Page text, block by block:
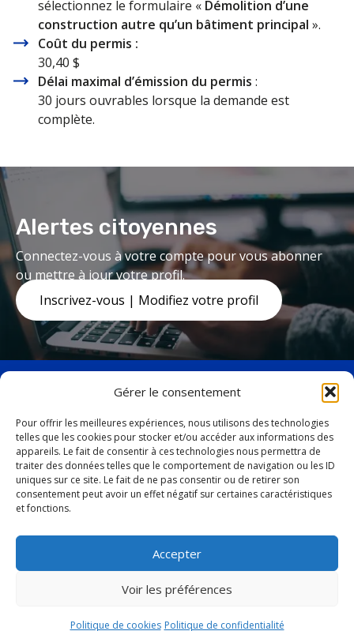
Gérer le consentement
Pour offrir les meilleures expériences, nous utilisons des technologies
telles que les cookies pour stocker et/ou accéder aux informations des
appareils. Le fait de consentir à ces technologies nous permettra de
traiter des données telles que le comportement de navigation ou les ID
uniques sur ce site. Le fait de ne pas consentir ou de retirer son
consentement peut avoir un effet négatif sur certaines caractéristiques
et fonctions.
Accepter
Voir les préférences
Politique de cookies Politique de confidentialité
sélectionnez le formulaire « Démolition d’une
construction autre qu’un bâtiment principal ».
Coût du permis :
30,40 $
Délai maximal d’émission du permis :
30 jours ouvrables lorsque la demande est
complète.
Alertes citoyennes
Connectez-vous à votre compte pour vous abonner
ou mettre à jour votre profil.
Inscrivez-vous | Modifiez votre profil
facebook
twitter
19, avenue Marquette,
Baie-Comeau (Québec)
G4Z 1K5
Tél. :418 296-4931
vbc@ville.baie-comeau.qc.ca
Conception web : Activis